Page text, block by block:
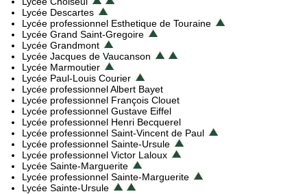
Lycée Descartes
Lycée professionnel Esthetique de Touraine
Lycée Grand Saint-Gregoire
Lycée Grandmont
Lycée Jacques de Vaucanson
Lycée Marmoutier
Lycée Paul-Louis Courier
Lycée professionnel Albert Bayet
Lycée professionnel François Clouet
Lycée professionnel Gustave Eiffel
Lycée professionnel Henri Becquerel
Lycée professionnel Saint-Vincent de Paul
Lycée professionnel Sainte-Ursule
Lycée professionnel Victor Laloux
Lycée Sainte-Marguerite
Lycée professionnel Sainte-Marguerite
Lycée Sainte-Ursule